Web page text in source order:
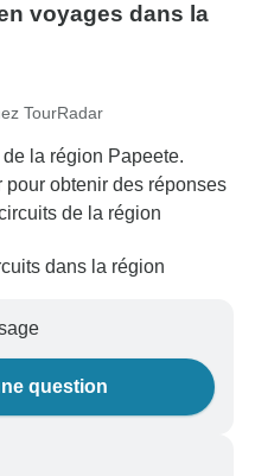
voyages dans la
TourRadar
la région Papeete.
pour obtenir des réponses
de la région
dans la région
question